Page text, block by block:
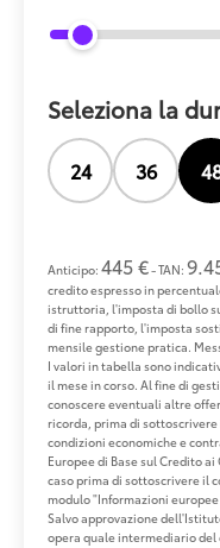
Seleziona la
24 36
Anticipo: 445 €- TAN:
credito espresso in
istruttoria, l'imposta di bollo
di fine rapporto, l'imposta
mensile gestione pratica.
I valori in tabella sono
il mese in corso. Al fine di
conoscere eventuali altre
ricorda, prima di
condizioni economiche e
Europee di Base sul Credito
caso prima di sottoscrivere il
modulo "Informazioni
Salvo approvazione
opera quale intermediario del